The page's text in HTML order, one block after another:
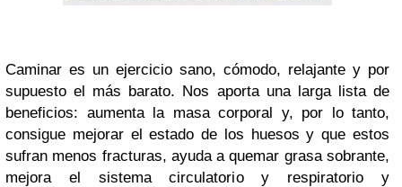
Caminar es un ejercicio sano, cómodo, relajante y por
supuesto el más barato. Nos aporta una larga lista de
beneficios: aumenta la masa corporal y, por lo tanto,
consigue mejorar el estado de los huesos y que estos
sufran menos fracturas, ayuda a quemar grasa sobrante,
mejora el sistema circulatorio y respiratorio y